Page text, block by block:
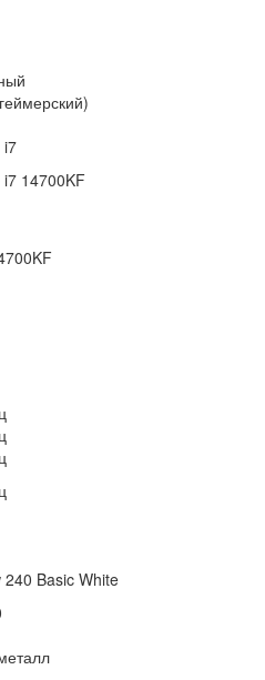
i7
14700KF
240 Basic White